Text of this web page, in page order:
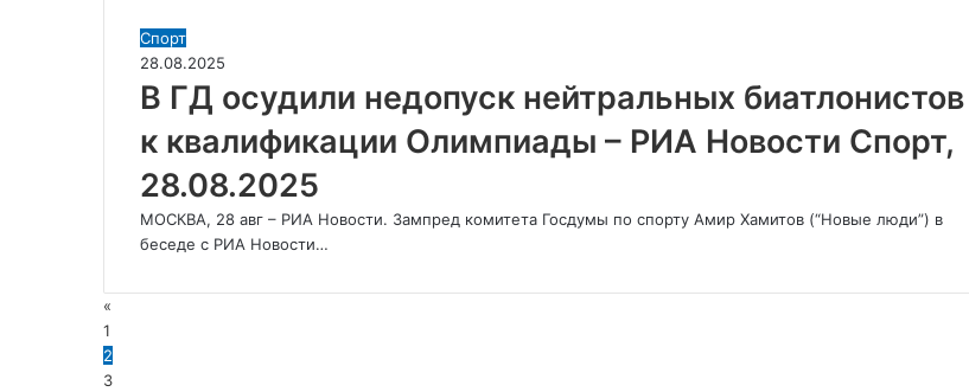
28.08.2025
В
ГД
осудили
недопуск
нейтральных
к
квалификации
Олимпиады
Спорт
28.08.2025
В ГД осудили недопуск нейтральных биатлонистов
к квалификации Олимпиады – РИА Новости Спорт,
28.08.2025
МОСКВА, 28 авг – РИА Новости. Зампред комитета Госдумы по спорту Амир Хамитов (“Новые люди”) в
беседе с РИА Новости…
«
1
2
3